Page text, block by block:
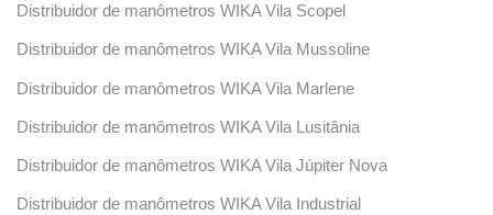
Distribuidor de manômetros WIKA Vila Scopel
Distribuidor de manômetros WIKA Vila Mussoline
Distribuidor de manômetros WIKA Vila Marlene
Distribuidor de manômetros WIKA Vila Lusitânia
Distribuidor de manômetros WIKA Vila Júpiter Nova
Distribuidor de manômetros WIKA Vila Industrial